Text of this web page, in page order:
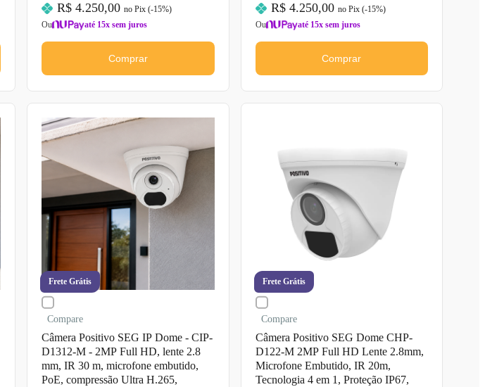
R$ 4.250,00 no Pix (-15%)
Ou
até 15x sem juros
Comprar
R$ 4.250,00 no Pix (-15%)
Ou
até 15x sem juros
Comprar
Frete Grátis
Compare
Câmera Positivo SEG IP Dome - CIP-
D1312-M - 2MP Full HD, lente 2.8
mm, IR 30 m, microfone embutido,
PoE, compressão Ultra H.265,
Frete Grátis
Compare
Câmera Positivo SEG Dome CHP-
D122-M 2MP Full HD Lente 2.8mm,
Microfone Embutido, IR 20m,
Tecnologia 4 em 1, Proteção IP67,